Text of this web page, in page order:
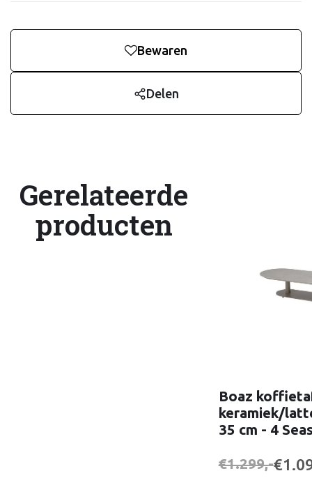
Bewaren
Delen
Gerelateerde
producten
Boaz
keramiek/
35 cm - 4
€1.299,-